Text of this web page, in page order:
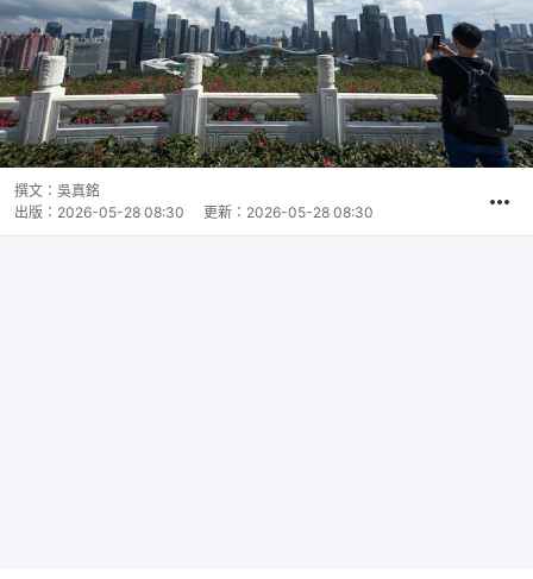
撰文： 吳真銘
出版： 2026-05-28 08:30 更新： 2026-05-28 08:30